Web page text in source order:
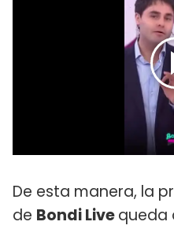
De esta manera, la
de Bondi Livequeda